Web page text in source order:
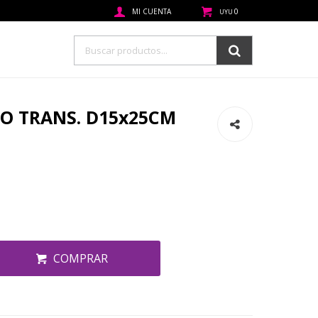
UYU 0
TRANS. D15x25CM
COMPRAR